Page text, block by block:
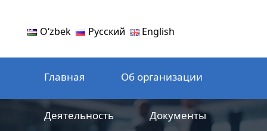
Oʻzbek Русский English
Главная Об организации
Деятельность Документы